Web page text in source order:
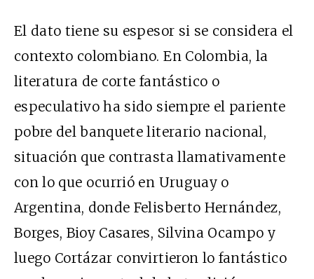
El dato tiene su espesor si se considera el
contexto colombiano. En Colombia, la
literatura de corte fantástico o
especulativo ha sido siempre el pariente
pobre del banquete literario nacional,
situación que contrasta llamativamente
con lo que ocurrió en Uruguay o
Argentina, donde Felisberto Hernández,
Borges, Bioy Casares, Silvina Ocampo y
luego Cortázar convirtieron lo fantástico